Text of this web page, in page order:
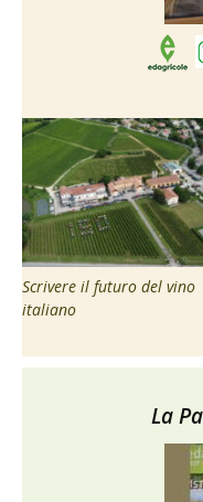
Scrivere il futuro del vino
italiano
La